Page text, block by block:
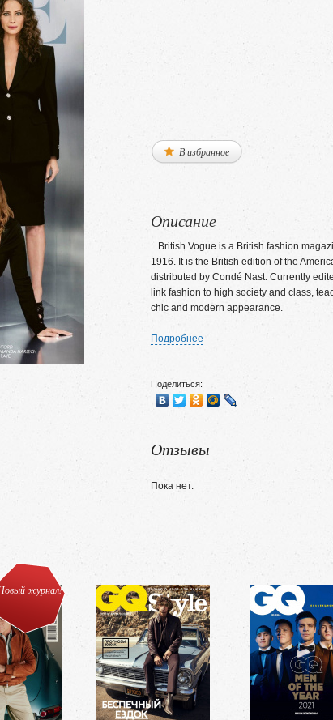
В избранное
Описание
British Vogue is a British fashion
1916. It is the British edition of the
distributed by Condé Nast. Currently
link fashion to high society and class,
chic and modern appearance.
Подробнее
Поделиться:
Отзывы
Пока нет.
журнал!